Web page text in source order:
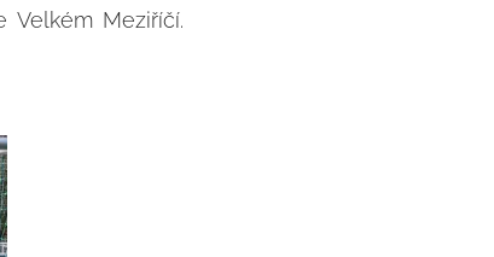
Velkém Meziříčí.